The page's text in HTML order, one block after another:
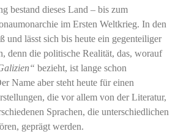
bestand dieses Land – bis zum
im Ersten Weltkrieg. In den
und lässt sich bis heute ein gegenteiliger
denn die politische Realität, das, worauf
bezieht, ist lange schon
Name aber steht heute für einen
die vor allem von der Literatur,
Sprachen, die unterschiedlichen
geprägt werden.